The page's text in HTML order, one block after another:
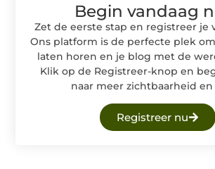
Begin vandaag
Zet de eerste stap en registreer je
Ons platform is de perfecte plek
laten horen en je blog met de
Klik op de Registreer-knop en
naar meer zichtbaarheid en
Registreer nu